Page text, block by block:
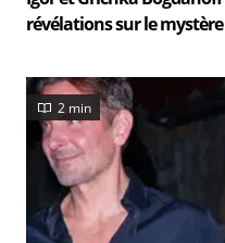
révélations sur le
2 min